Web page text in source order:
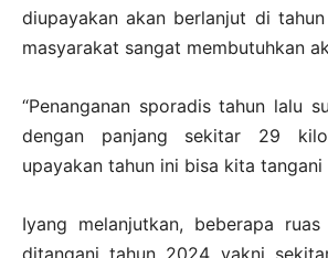
diupayakan akan berlanjut di
masyarakat sangat membutuhkan
“Penanganan sporadis tahun lalu
dengan panjang sekitar 29
upayakan tahun ini bisa kita tangani
Iyang melanjutkan, beberapa
ditangani tahun 2024 yakni